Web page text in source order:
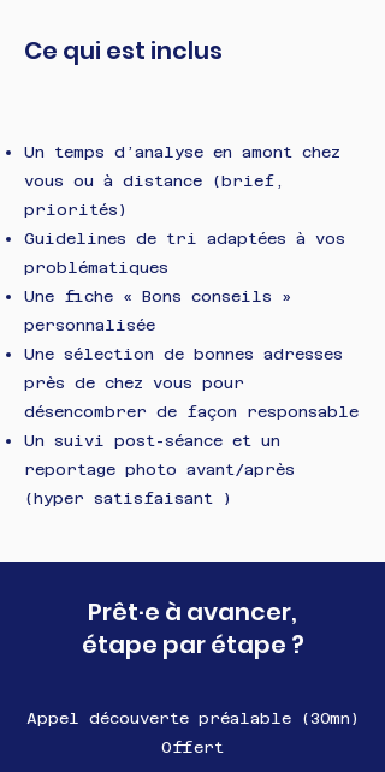
Ce qui est inclus
Un temps d’analyse en amont chez
vous ou à distance (brief,
priorités)
Guidelines de tri adaptées à vos
problématiques
Une fiche « Bons conseils »
personnalisée
Une sélection de bonnes adresses
près de chez vous pour
désencombrer de façon responsable
Un suivi post-séance et un
reportage photo avant/après
(hyper satisfaisant )
Prêt·e à avancer,
étape par étape ?
Appel découverte préalable (30mn)
Offert